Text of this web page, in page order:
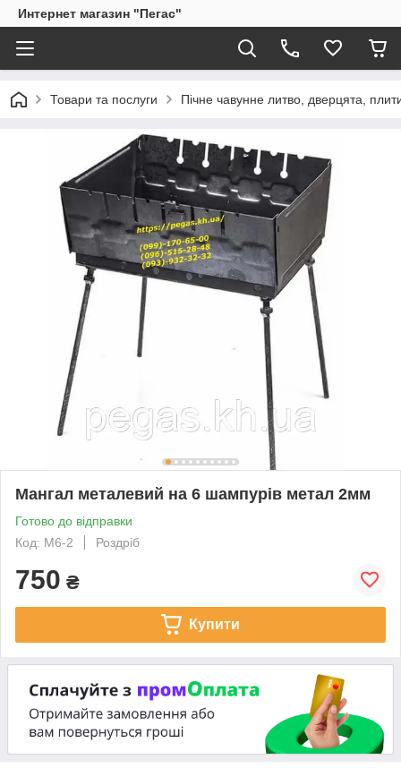
Интернет магазин "Пегас"
Товари та послуги Пічне чавунне литво, дверцята,
Мангал металевий на 6 шампурів метал 2мм
Готово до відправки
Код: М6-2
Роздріб
750 ₴
Купити